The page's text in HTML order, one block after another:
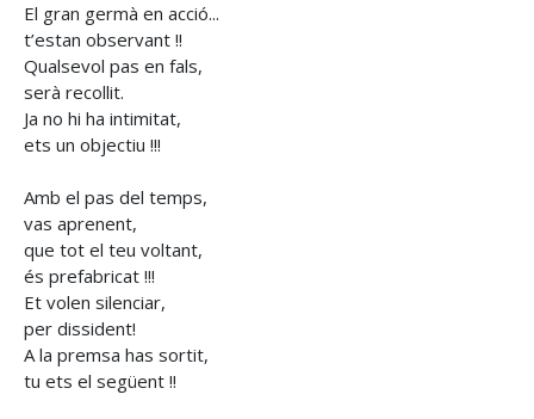
El gran germà en acció...
t’estan observant !!
Qualsevol pas en fals,
serà recollit.
Ja no hi ha intimitat,
ets un objectiu !!!
Amb el pas del temps,
vas aprenent,
que tot el teu voltant,
és prefabricat !!!
Et volen silenciar,
per dissident!
A la premsa has sortit,
tu ets el següent !!